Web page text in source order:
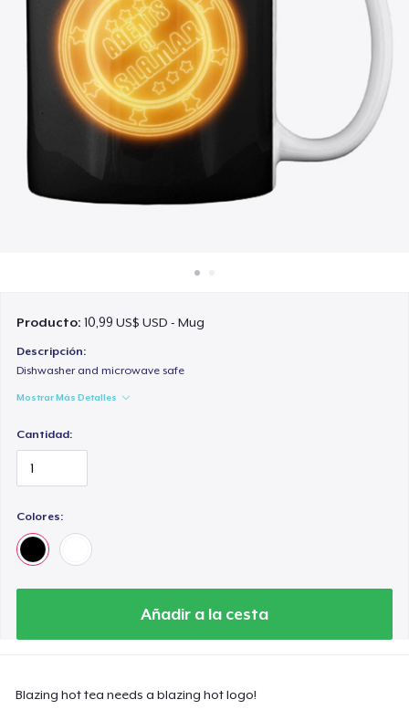
Venda en todas partes
Venda lo que sea
Producto:10,99 US$ USD - Mug
Descripción:
Dishwasher and microwave safe
Mostrar Más Detalles
Cantidad:
Colores:
Añadir a la cesta
Blazing hot tea needs a blazing hot logo!